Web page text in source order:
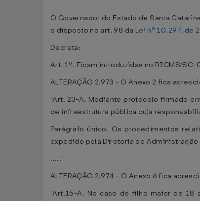
O Governador do Estado de Santa
o disposto no art. 98 da Lei nº 10.297, de
Decreta:
Art. 1º. Ficam introduzidas no RICMS/
ALTERAÇÃO 2.973 - O Anexo 2 fica
"Art. 23-A. Mediante protocolo firmado
de infraestrutura pública cuja
Parágrafo único. Os procedimentos
expedido pela Diretoria de Administração
....."
ALTERAÇÃO 2.974 - O Anexo 6 fica
"Art.15-A. No caso de filho maior de 18